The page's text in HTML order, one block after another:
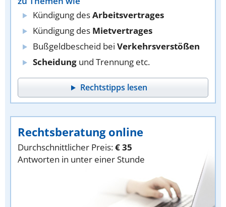
Kündigung desArbeitsvertrages
Kündigung des Mietvertrages
Bußgeldbescheid bei Verkehrsverstößen
Scheidung und Trennung etc.
Rechtstipps lesen
Rechtsberatung online
Durchschnittlicher Preis:€ 35
Antworten in unter einer Stunde